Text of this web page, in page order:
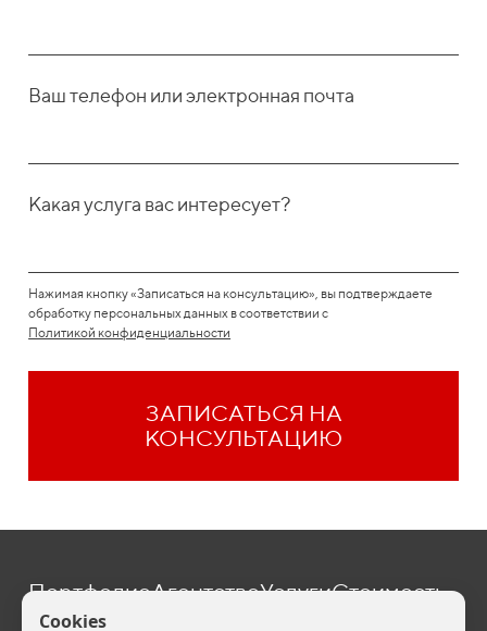
Ваш телефон или электронная почта
Какая услуга вас интересует?
Нажимая кнопку «Записаться на консультацию», вы подтверждаете
обработку персональных данных в соответствии с
Политикой конфиденциальности
ЗАПИСАТЬСЯ НА
КОНСУЛЬТАЦИЮ
ПортфолиоАгентствоУслугиСтоимость
БлогКонтакты